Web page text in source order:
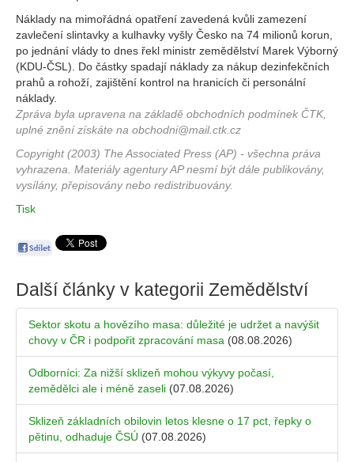
Náklady na mimořádná opatření zavedená kvůli zamezení
zavlečení slintavky a kulhavky vyšly Česko na 74 milionů korun,
po jednání vlády to dnes řekl ministr zemědělství Marek Výborný
(KDU-ČSL). Do částky spadají náklady za nákup dezinfekčních
prahů a rohoží, zajištění kontrol na hranicích či personální
náklady.
Zpráva byla upravena na základě obchodních podmínek ČTK,
uplné znění získáte na obchodni@mail.ctk.cz
Copyright (2003) The Associated Press (AP) - všechna práva
vyhrazena. Materiály agentury AP nesmí být dále publikovány,
vysílány, přepisovány nebo redistribuovány.
Tisk
Další články v kategorii Zemědělství
Sektor skotu a hovězího masa: důležité je udržet a navýšit
chovy v ČR i podpořit zpracování masa (08.08.2026)
Odborníci: Za nižší sklizeň mohou výkyvy počasí,
zemědělci ale i méně zaseli (07.08.2026)
Sklizeň základních obilovin letos klesne o 17 pct, řepky o
pětinu, odhaduje ČSÚ (07.08.2026)